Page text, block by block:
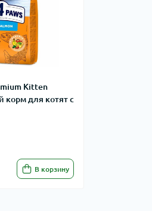
Kitten
корм для котят с
В корзину